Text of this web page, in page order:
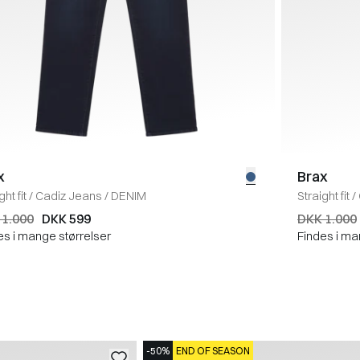
fit/ Cadiz Jeans / DENIM
DKK 599
i mange størrelser
Brax
Straight fit/
DKK 1.000
Findes i
-50% END OF SEASON